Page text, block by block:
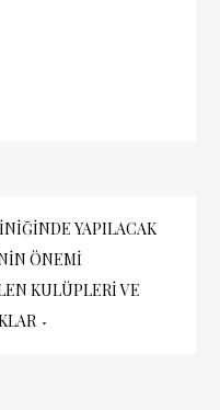
YAPILACAK
ÖNEMI
KULÜPLERI VE